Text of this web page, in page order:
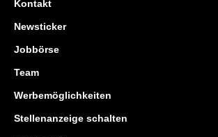
Kontakt
Newsticker
Jobbörse
Team
Werbemöglichkeiten
Stellenanzeige schalten